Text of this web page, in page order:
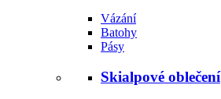
Vázání
Batohy
Pásy
Skialpové oblečení